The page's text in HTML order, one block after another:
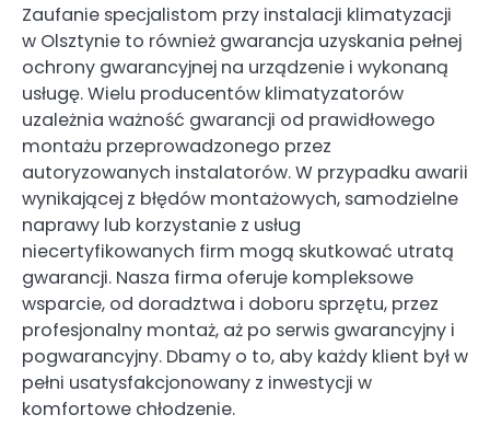
Zaufanie specjalistom przy instalacji klimatyzacji
w Olsztynie to również gwarancja uzyskania pełnej
ochrony gwarancyjnej na urządzenie i wykonaną
usługę. Wielu producentów klimatyzatorów
uzależnia ważność gwarancji od prawidłowego
montażu przeprowadzonego przez
autoryzowanych instalatorów. W przypadku awarii
wynikającej z błędów montażowych, samodzielne
naprawy lub korzystanie z usług
niecertyfikowanych firm mogą skutkować utratą
gwarancji. Nasza firma oferuje kompleksowe
wsparcie, od doradztwa i doboru sprzętu, przez
profesjonalny montaż, aż po serwis gwarancyjny i
pogwarancyjny. Dbamy o to, aby każdy klient był w
pełni usatysfakcjonowany z inwestycji w
komfortowe chłodzenie.